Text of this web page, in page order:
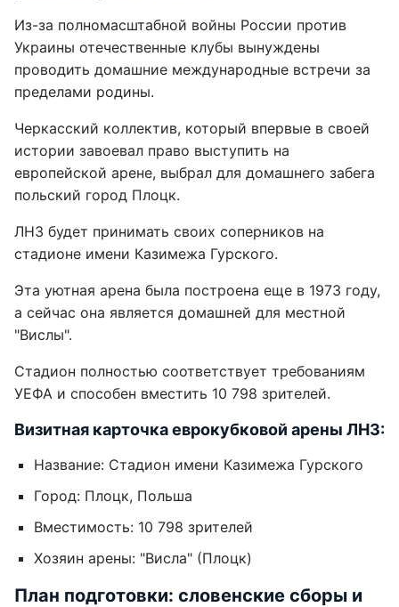
Из-за полномасштабной войны России против
Украины отечественные клубы вынуждены
проводить домашние международные встречи за
пределами родины.
Черкасский коллектив, который впервые в своей
истории завоевал право выступить на
европейской арене, выбрал для домашнего забега
польский город Плоцк.
ЛНЗ будет принимать своих соперников на
стадионе имени Казимежа Гурского.
Эта уютная арена была построена еще в 1973 году,
а сейчас она является домашней для местной
"Вислы".
Стадион полностью соответствует требованиям
УЕФА и способен вместить 10 798 зрителей.
Визитная карточка еврокубковой арены ЛНЗ:
Название: Стадион имени Казимежа Гурского
Город: Плоцк, Польша
Вместимость: 10 798 зрителей
Хозяин арены: "Висла" (Плоцк)
План подготовки: словенские сборы и